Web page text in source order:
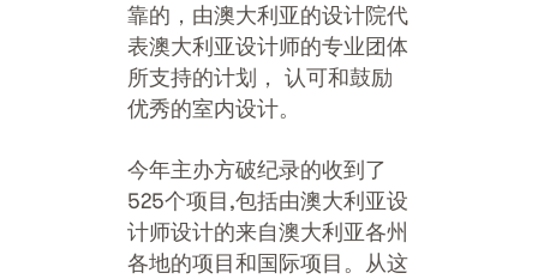
靠的，由澳大利亚的设计院代
表澳大利亚设计师的专业团体
所支持的计划， 认可和鼓励
优秀的室内设计。
今年主办方破纪录的收到了
525个项目,包括由澳大利亚设
计师设计的来自澳大利亚各州
各地的项目和国际项目。从这